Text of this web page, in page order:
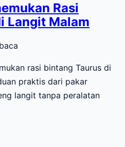
Rasi
Langit Malam
rasi bintang Taurus di
praktis dari pakar
langit tanpa peralatan